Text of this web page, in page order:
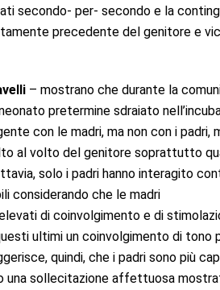
secondo- per- secondo e la
precedente del genitore e
– mostrano che durante la
pretermine sdraiato
con le madri, ma non con i padri,
al volto del genitore soprattutto
solo i padri hanno interagito
considerando che le madri
di coinvolgimento e di
ultimi un coinvolgimento di tono
quindi, che i padri sono più
una sollecitazione affettuosa